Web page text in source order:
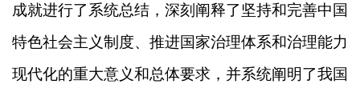
成就进行了系统总结，深刻阐释了坚持和完善中国
特色社会主义制度、推进国家治理体系和治理能力
现代化的重大意义和总体要求，并系统阐明了我国